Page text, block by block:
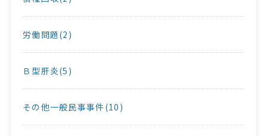
労働問題(2)
Ｂ型肝炎(5)
その他一般民事事件(10)